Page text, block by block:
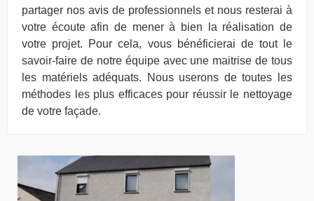
partager nos avis de professionnels et nous resterai à
votre écoute afin de mener à bien la réalisation de
votre projet. Pour cela, vous bénéficierai de tout le
savoir-faire de notre équipe avec une maitrise de tous
les matériels adéquats. Nous userons de toutes les
méthodes les plus efficaces pour réussir le nettoyage
de votre façade.